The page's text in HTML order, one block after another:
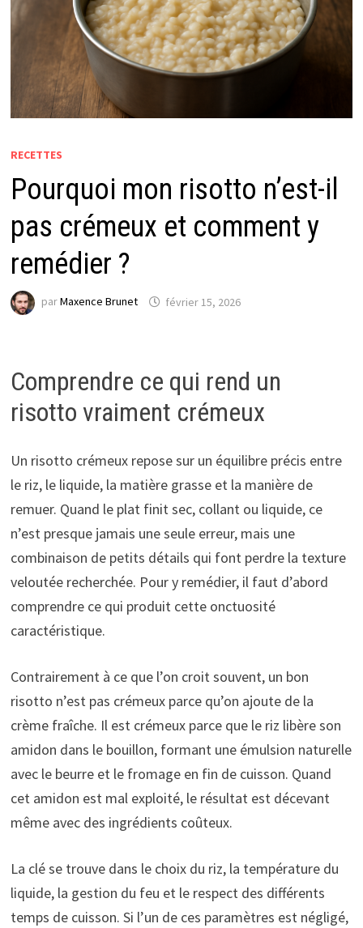
RECETTES
Pourquoi mon risotto n’est-il
pas crémeux et comment y
remédier ?
parMaxence Brunet février 15, 2026
Comprendre ce qui rend un
risotto vraiment crémeux
Un risotto crémeux repose sur un équilibre précis entre
le riz, le liquide, la matière grasse et la manière de
remuer. Quand le plat finit sec, collant ou liquide, ce
n’est presque jamais une seule erreur, mais une
combinaison de petits détails qui font perdre la texture
veloutée recherchée. Pour y remédier, il faut d’abord
comprendre ce qui produit cette onctuosité
caractéristique.
Contrairement à ce que l’on croit souvent, un bon
risotto n’est pas crémeux parce qu’on ajoute de la
crème fraîche. Il est crémeux parce que le riz libère son
amidon dans le bouillon, formant une émulsion naturelle
avec le beurre et le fromage en fin de cuisson. Quand
cet amidon est mal exploité, le résultat est décevant
même avec des ingrédients coûteux.
La clé se trouve dans le choix du riz, la température du
liquide, la gestion du feu et le respect des différents
temps de cuisson. Si l’un de ces paramètres est négligé,